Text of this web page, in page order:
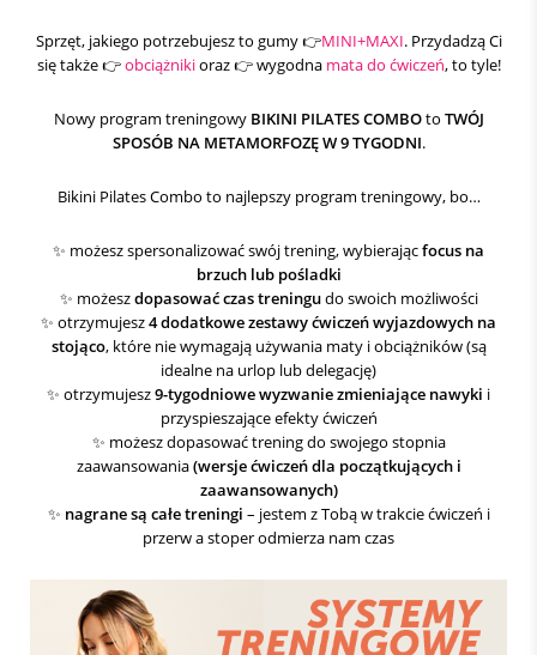
Sprzęt, jakiego potrzebujesz to gumy 👉MINI+MAXI. Przydadzą Ci
się także 👉obciążnikioraz 👉 wygodna mata do ćwiczeń, to tyle!
Nowy program treningowy BIKINI PILATES COMBOto TWÓJ
SPOSÓB NA METAMORFOZĘ W 9 TYGODNI.
Bikini Pilates Combo to najlepszy program treningowy, bo…
✨ możesz spersonalizować swój trening, wybierającfocus na
brzuch lub pośladki
✨ możeszdopasować czas treningudo swoich możliwości
✨ otrzymujesz4 dodatkowe zestawy ćwiczeń wyjazdowych na
stojąco, które nie wymagają używania maty i obciążników (są
idealne na urlop lub delegację)
✨ otrzymujesz9-tygodniowe wyzwanie zmieniające nawyki i
przyspieszające efekty ćwiczeń
✨ możesz dopasować trening do swojego stopnia
zaawansowania(wersje ćwiczeń dla początkujących i
zaawansowanych)
✨ nagrane są całe treningi – jestem z Tobą w trakcie ćwiczeń i
przerw a stoper odmierza nam czas